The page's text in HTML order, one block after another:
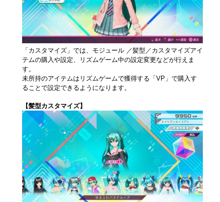
「カスタマイズ」では、モジュール ／髪型／カスタマイズアイ
テムの購入や設定、リズムゲーム中の設定変更などが行えま
す。
未所持のアイテムはリズムゲームで獲得する「VP」で購入す
ることで設定できるようになります。
【髪型カスタマイズ】